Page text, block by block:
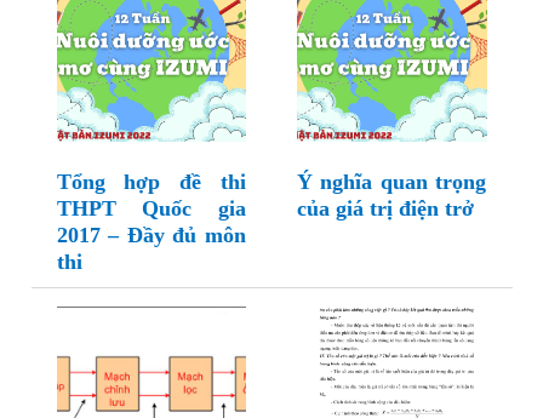
Tổng hợp đề thi
THPT Quốc gia
2017 – Đầy đủ môn
thi
Ý nghĩa quan trọng
của giá trị điện trở